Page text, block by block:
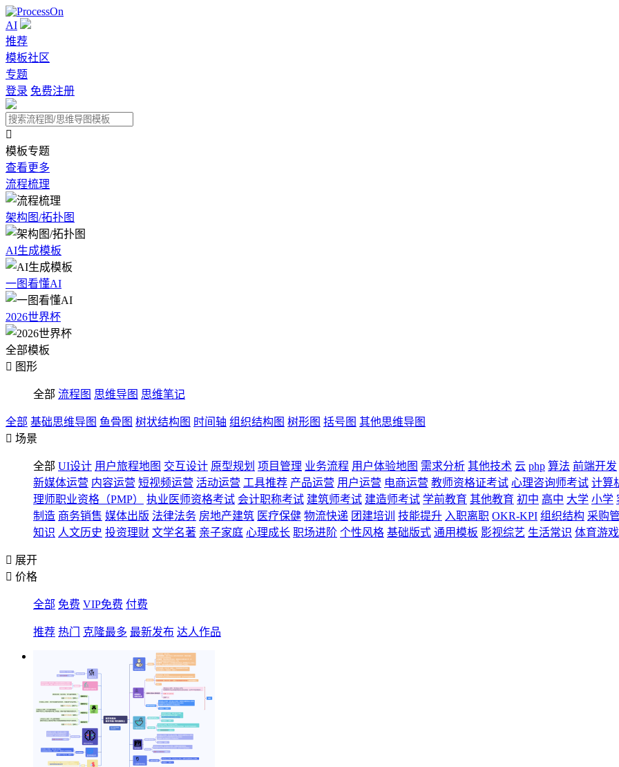
AI
推荐
模板社区
专题
登录 免费注册

模板专题
查看更多
流程梳理
架构图/拓扑图
AI生成模板
一图看懂AI
2026世界杯
全部模板
 图形
全部 流程图 思维导图 思维笔记
全部 基础思维导图 鱼骨图 树状结构图 时间轴 组织结构图 树形图 括号图 其他思维导图
 场景
全部 UI设计 用户旅程地图 交互设计 原型规划 项目管理 业务流程 用户体验地图 需求分析 其他技术 云 php 算法 前端开发
新媒体运营 内容运营 短视频运营 活动运营 工具推荐 产品运营 用户运营 电商运营 教师资格证考试 心理咨询师考试 计算
理师职业资格（PMP）
执业医师资格考试 会计职称考试 建筑师考试 建造师考试 学前教育 其他教育 初中 高中 大学 小学
制造 商务销售 媒体出版 法律法务 房地产建筑 医疗保健 物流快递 团建培训 技能提升 入职离职 OKR-KPI 组织结构 采购
知识 人文历史 投资理财 文学名著 亲子家庭 心理成长 职场进阶 个性风格 基础版式 通用模板 影视综艺 生活常识 体育游戏
 展开
 价格
全部 免费 VIP免费 付费
推荐 热门 克隆最多 最新发布 达人作品